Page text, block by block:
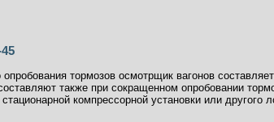
опробования тормозов осмотрщик вагонов
также при сокращенном опробовании
компрессорной установки или другого